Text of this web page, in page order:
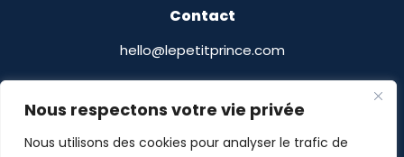
Nous respectons votre vie privée
Nous utilisons des cookies pour analyser le trafic de
Contact
hello@lepetitprince.com
13 Boulevard Edgar Quinet
75014 Paris, France